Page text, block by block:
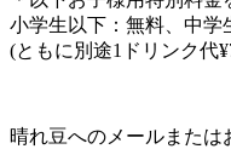
小学生以下：無料、中学
(ともに別途1 ドリンク代
晴れ豆へのメールまたは